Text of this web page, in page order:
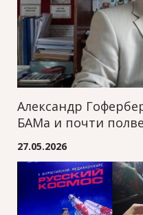
Александр
БАМа и почти
27.05.2026